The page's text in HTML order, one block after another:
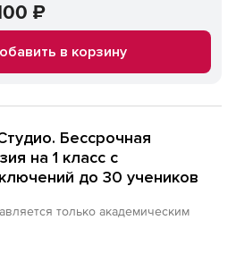
₽
в корзину
Бессрочная
на 1 класс c
до 30 учеников
только академическим